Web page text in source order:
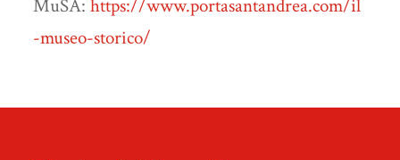
MuSA: https://www.portasantandrea.com/il
-museo-storico/